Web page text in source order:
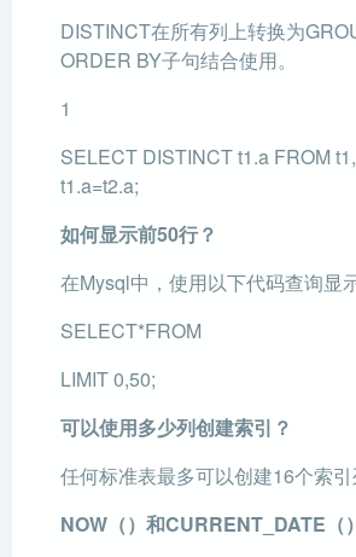
DISTINCT在所有列上转换为
ORDER BY子句结合使用。
1
SELECT DISTINCT t1.a FROM
t1.a=t2.a;
如何显示前50行？
在Mysql中，使用以下代码查询显
SELECT*FROM
LIMIT 0,50;
可以使用多少列创建索引？
任何标准表最多可以创建16个索引
NOW（）和CURRENT_DATE（